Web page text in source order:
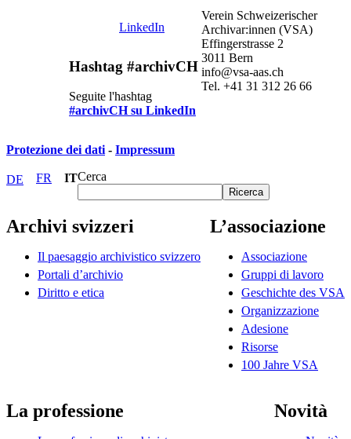
LinkedIn
Hashtag #archivCH
Seguite l'hashtag
#archivCH su LinkedIn
Verein Schweizerischer
Archivar:innen (VSA)
Effingerstrasse 2
3011 Bern
info@vsa-aas.ch
Tel. +41 31 312 26 66
Protezione dei dati - Impressum
DE FR ITCerca
Ricerca
Archivi svizzeri
Il paesaggio archivistico svizzero
Portali d’archivio
Diritto e etica
L’associazione
Associazione
Gruppi di lavoro
Geschichte des VSA
Organizzazione
Adesione
Risorse
100 Jahre VSA
La professione Novità